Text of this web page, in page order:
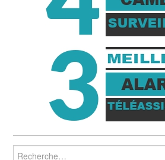
Rechercher :